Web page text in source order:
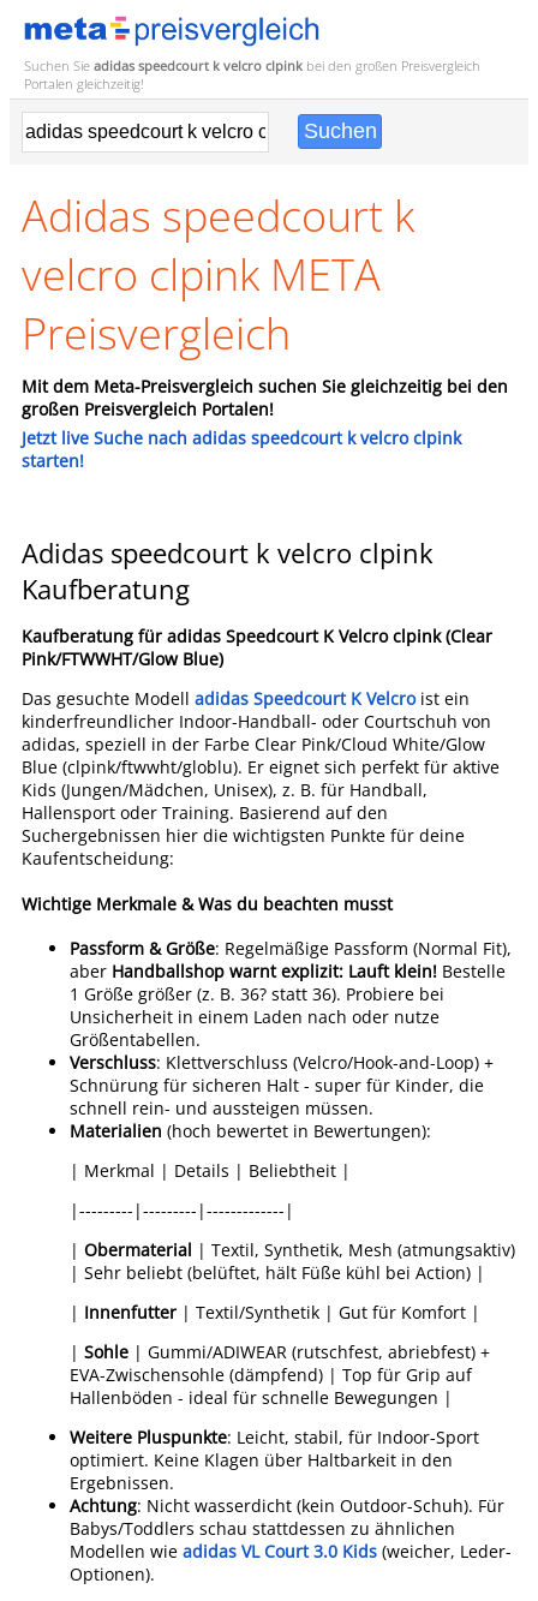
Suchen Sie adidas speedcourt k velcro clpink bei den großen Preisvergleich
Portalen gleichzeitig!
Adidas speedcourt k
velcro clpink META
Preisvergleich
Mit dem Meta-Preisvergleich suchen Sie gleichzeitig bei den
großen Preisvergleich Portalen!
Jetzt live Suche nach adidas speedcourt k velcro clpink
starten!
Adidas speedcourt k velcro clpink
Kaufberatung
Kaufberatung für adidas Speedcourt K Velcro clpink(Clear
Pink/FTWWHT/Glow Blue)
Das gesuchte Modell adidas Speedcourt K Velcroist ein
kinderfreundlicher Indoor-Handball- oder Courtschuh von
adidas, speziell in der Farbe Clear Pink/Cloud White/Glow
Blue (clpink/ftwwht/globlu). Er eignet sich perfekt für aktive
Kids (Jungen/Mädchen, Unisex), z. B. für Handball,
Hallensport oder Training. Basierend auf den
Suchergebnissen hier die wichtigsten Punkte für deine
Kaufentscheidung:
Wichtige Merkmale & Was du beachten musst
Passform & Größe: Regelmäßige Passform (Normal Fit),
aber Handballshop warnt explizit: Lauft klein! Bestelle
1 Größe größer (z. B. 36? statt 36). Probiere bei
Unsicherheit in einem Laden nach oder nutze
Größentabellen.
Verschluss: Klettverschluss (Velcro/Hook-and-Loop) +
Schnürung für sicheren Halt - super für Kinder, die
schnell rein- und aussteigen müssen.
Materialien (hoch bewertet in Bewertungen):
| Merkmal | Details | Beliebtheit |
|---------|---------|-------------|
| Obermaterial | Textil, Synthetik, Mesh (atmungsaktiv)
| Sehr beliebt (belüftet, hält Füße kühl bei Action) |
| Innenfutter | Textil/Synthetik | Gut für Komfort |
| Sohle | Gummi/ADIWEAR (rutschfest, abriebfest) +
EVA-Zwischensohle (dämpfend) | Top für Grip auf
Hallenböden - ideal für schnelle Bewegungen |
Weitere Pluspunkte: Leicht, stabil, für Indoor-Sport
optimiert. Keine Klagen über Haltbarkeit in den
Ergebnissen.
Achtung: Nicht wasserdicht (kein Outdoor-Schuh). Für
Babys/Toddlers schau stattdessen zu ähnlichen
Modellen wie adidas VL Court 3.0 Kids (weicher, Leder-
Optionen).